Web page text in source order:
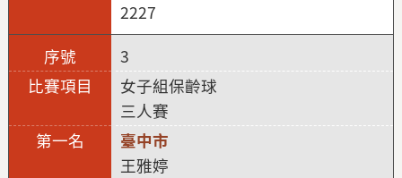
2227
3
女子組保齡球
三人賽
臺中市
王雅婷